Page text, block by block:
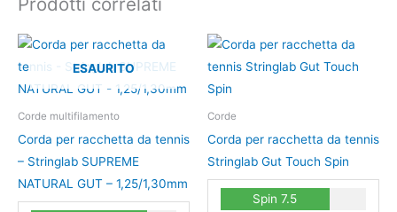
ESAURITO
Corde multifilamento
Corda per racchetta da tennis
– Stringlab SUPREME
NATURAL GUT – 1,25/1,30mm
Questo
prodotto
ha
più
varianti.
Le
opzioni
possono
Corde
Corda per racchetta da tennis
Stringlab Gut Touch Spin
Spin 7.5
Questo
prodotto
varianti.
Le
opzioni
possono